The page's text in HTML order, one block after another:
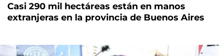
Casi 290 mil hectáreas están en manos
extranjeras en la provincia de Buenos Aires